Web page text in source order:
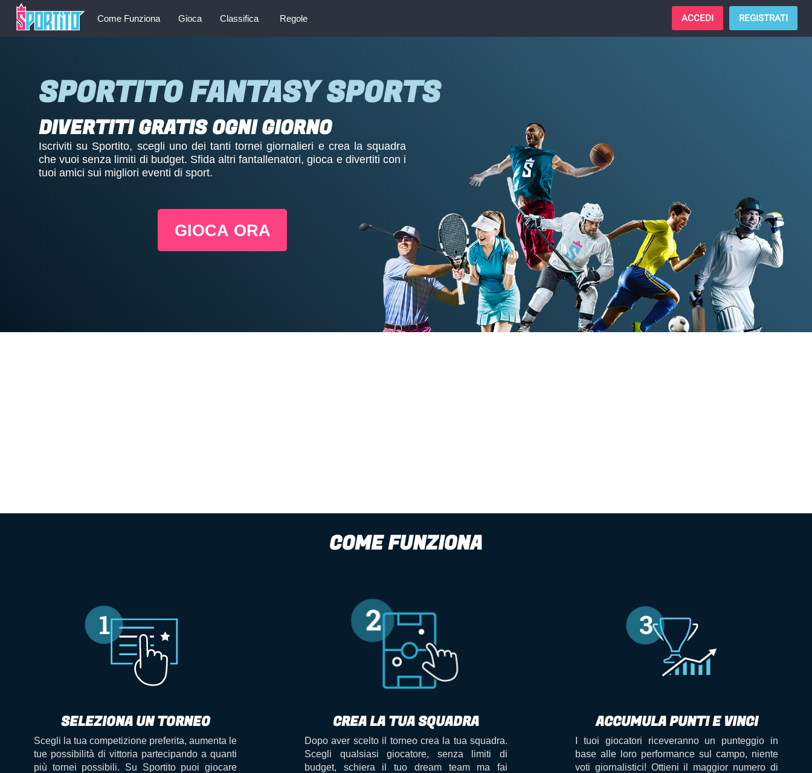
ACCEDI REGISTRATI
Come Funziona Gioca Classifica Regole
SPORTITO FANTASY SPORTS
DIVERTITI GRATIS OGNI GIORNO
Iscriviti su Sportito, scegli uno dei tanti tornei giornalieri e crea la squadra
che vuoi senza limiti di budget. Sfida altri fantallenatori, gioca e divertiti con i
tuoi amici sui migliori eventi di sport.
GIOCA ORA
COME FUNZIONA
SELEZIONA UN TORNEO
Scegli la tua competizione preferita, aumenta le
tue possibilità di vittoria partecipando a quanti
più tornei possibili. Su Sportito puoi giocare
CREA LA TUA SQUADRA
Dopo aver scelto il torneo crea la tua squadra.
Scegli qualsiasi giocatore, senza limiti di
budget, schiera il tuo dream team ma fai
ACCUMULA PUNTI E VINCI
I tuoi giocatori riceveranno un punteggio in
base alle loro performance sul campo, niente
voti giornalistici! Ottieni il maggior numero di